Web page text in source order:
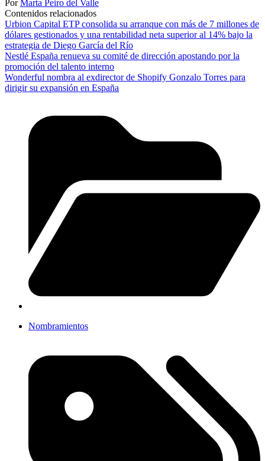
PorMarta Peiro del Valle
Contenidos relacionados
Urbion Capital ETP consolida su arranque con más de 7 millones de
dólares gestionados y una rentabilidad neta superior al 14% bajo la
estrategia de Diego García del Río
Nestlé España renueva su comité de dirección apostando por la
promoción del talento interno
Wonderful nombra al exdirector de Shopify Gonzalo Torres para
dirigir su expansión en España
Nombramientos